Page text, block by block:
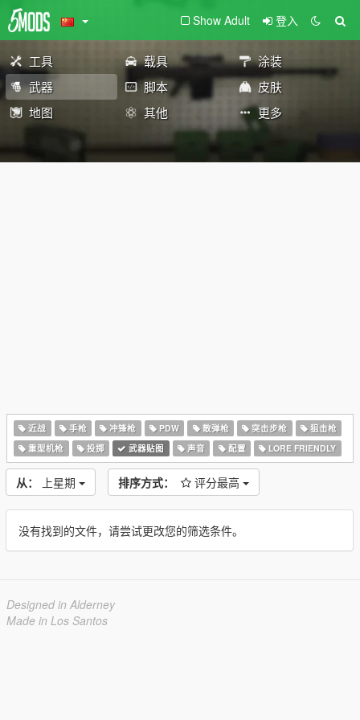
Show Adult 登入
工具 载具
涂装
武器
脚本
皮肤
地图
其他 更多
近战 手枪 冲锋枪 PDW 散弹枪 突击步枪
狙击枪
重型机枪
投掷 武器贴图 声音 配置 LORE FRIENDLY
从： 上星期 排序方式： 评分最高
没有找到的文件，请尝试更改您的筛选条件。
Designed in Alderney
Made in Los Santos